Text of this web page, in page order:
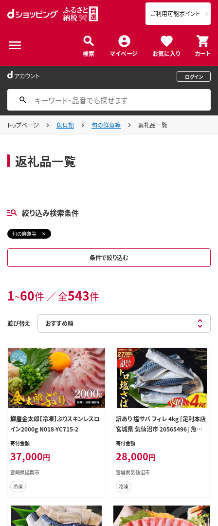
検索 マイページ お気に入り カート
ご利用可能ポイント
アカウント ログイン
トップページ 魚貝類 旬の鮮魚等 返礼品一覧
返礼品一覧
絞り込み検索条件
旬の鮮魚等
条件で絞り込む
1~60件 ／ 全543件
並び替え
鰤屋金太郎【冷凍】ぶりスキンレスロ
イン2000g N018-YC715-2
寄付金額
37,000円
宮崎県延岡市
冷凍
訳あり 塩サバ フィレ 4kg [足利本店
宮城県 気仙沼市 20565496] 魚介
類 魚 海鮮 大容量 サバ さば 鯖 サバ
冷凍 訳アリ わけあり トロサバ 減塩
とろさば
寄付金額
28,000円
宮城県気仙沼市
冷凍